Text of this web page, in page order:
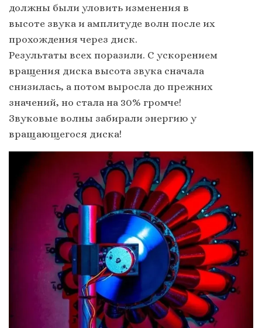
должны были уловить изменения в
высоте звука и амплитуде волн после их
прохождения через диск.
Результаты всех поразили. С ускорением
вращения диска высота звука сначала
снизилась, а потом выросла до прежних
значений, но стала на 30% громче!
Звуковые волны забирали энергию у
вращающегося диска!